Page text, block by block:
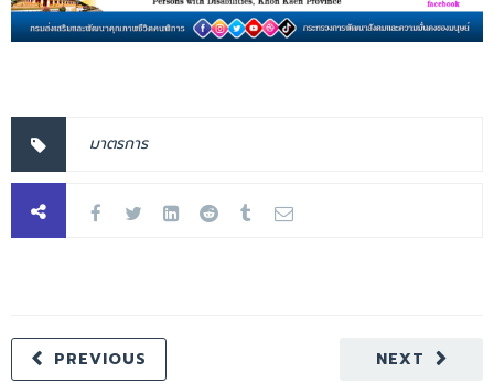
มาตรการ
NEXT
PREVIOUS